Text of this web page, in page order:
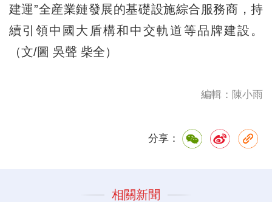
建運”全産業鏈發展的基礎設施綜合服務商，持
續引領中國大盾構和中交軌道等品牌建設。
（文/圖 吳聲 柴全）
編輯：陳小雨
分享：
相關新聞